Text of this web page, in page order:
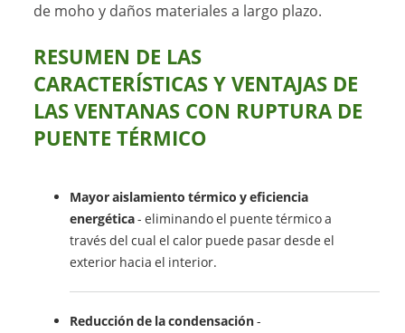
de moho y daños materiales a largo plazo.
RESUMEN DE LAS
CARACTERÍSTICAS Y VENTAJAS DE
LAS VENTANAS CON RUPTURA DE
PUENTE TÉRMICO
Mayor aislamiento térmico y eficiencia
energética- eliminando el puente térmico a
través del cual el calor puede pasar desde el
exterior hacia el interior.
Reducción de la condensación-